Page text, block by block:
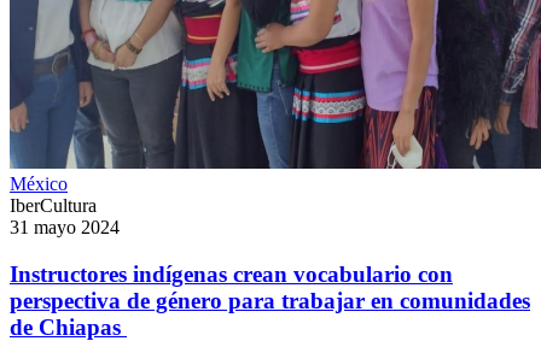
México
IberCultura
31 mayo 2024
Instructores indígenas crean vocabulario con
perspectiva de género para trabajar en comunidades
de Chiapas